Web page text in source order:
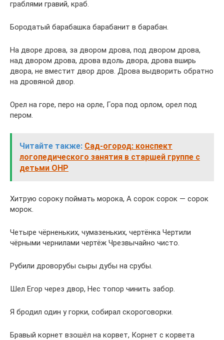
граблями гравий, краб.
Бородатый барабашка барабанит в барабан.
На дворе дрова, за двором дрова, под двором дрова,
над двором дрова, дрова вдоль двора, дрова вширь
двора, не вместит двор дров. Дрова выдворить обратно
на дровяной двор.
Орел на горе, перо на орле, Гора под орлом, орел под
пером.
Читайте также: Сад-огород: конспект
логопедического занятия в старшей группе с
детьми ОНР
Хитрую сороку поймать морока, А сорок сорок — сорок
морок.
Четыре чёрненьких, чумазеньких, чертёнка Чертили
чёрными чернилами чертёж Чрезвычайно чисто.
Рубили дроворубы сыры дубы на срубы.
Шел Егор через двор, Нес топор чинить забор.
Я бродил один у горки, собирал скороговорки.
Бравый корнет взошёл на корвет, Корнет с корвета